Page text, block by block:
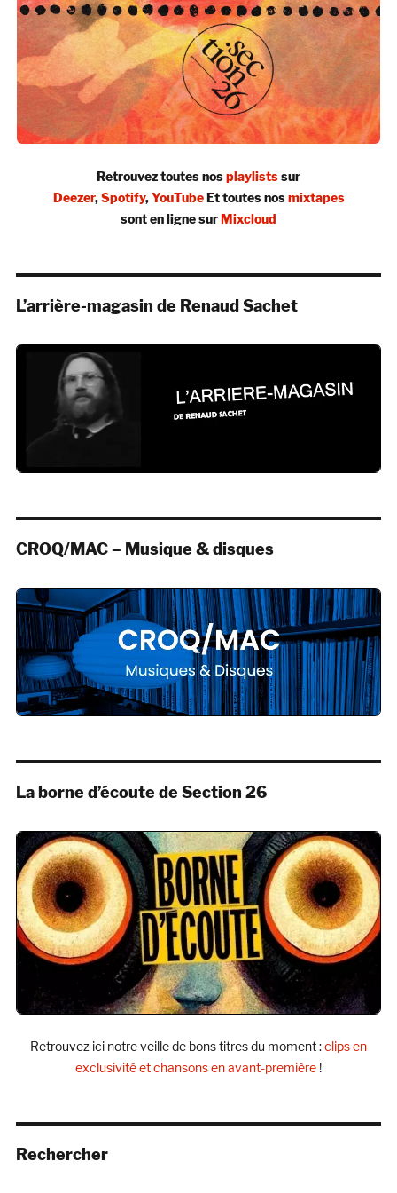
Retrouvez toutes nosplaylistssur
Deezer,Spotify,YouTubeEt toutes nosmixtapes
sont en ligne surMixcloud
L’arrière-magasin de Renaud Sachet
CROQ/MAC – Musique & disques
La borne d’écoute de Section 26
Retrouvez ici notre veille de bons titres du moment :clips en
exclusivité et chansons en avant-première !
Rechercher